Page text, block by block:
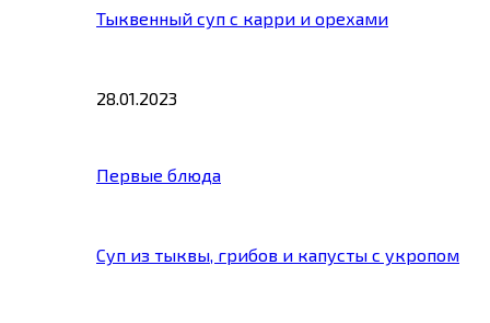
Тыквенный суп с карри и орехами
28.01.2023
Первые блюда
Суп из тыквы, грибов и капусты с укропом